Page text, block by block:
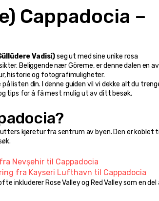
Cappadocia –
Vadisi) seg ut med sine unike rosa
Beliggende nær Göreme, er denne dalen en
historie og fotografimuligheter.
listen din. I denne guiden vil vi dekke alt du
tips for å få mest mulig ut av ditt besøk.
kjøretur fra sentrum av byen. Den er koblet til
Nevşehir til Cappadocia
fra Kayseri Lufthavn til Cappadocia
inkluderer Rose Valley og Red Valley som en del